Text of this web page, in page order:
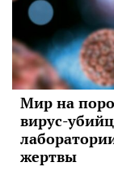
Мир на
вирус-
жертвы